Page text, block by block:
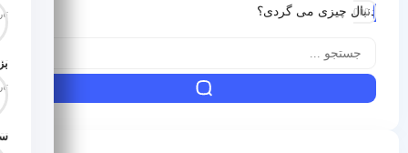
دنبال چیزی می گردی؟